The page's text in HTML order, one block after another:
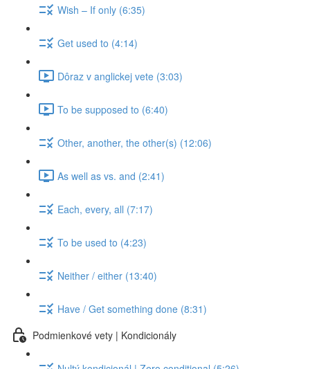
Wish – If only (6:35)
Get used to (4:14)
Dôraz v anglickej vete (3:03)
To be supposed to (6:40)
Other, another, the other(s) (12:06)
As well as vs. and (2:41)
Each, every, all (7:17)
To be used to (4:23)
Neither / either (13:40)
Have / Get something done (8:31)
Podmienkové vety | Kondicionály